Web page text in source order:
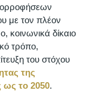
με τον πλέον
κοινωνικά δίκαιο
τρόπο,
του στόχου
της
το 2050.